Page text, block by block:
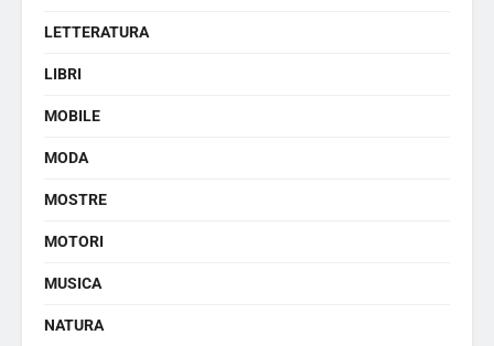
LETTERATURA
LIBRI
MOBILE
MODA
MOSTRE
MOTORI
MUSICA
NATURA